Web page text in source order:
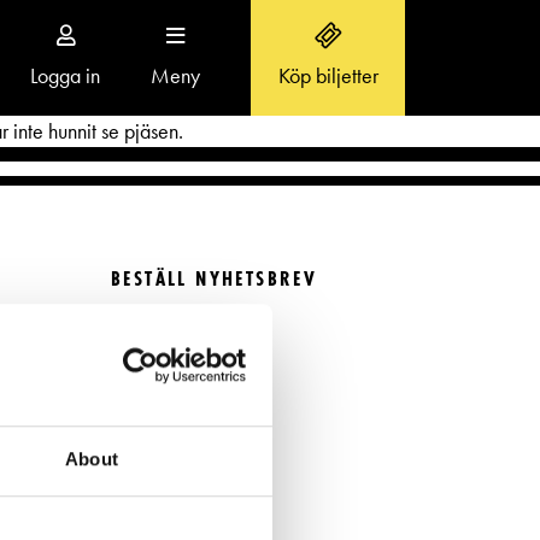
About
Logga in
Toggle
navigation
Meny Köp biljetter
OM SVENSKA TEATERN
Aktuellt
Ensemble
Historia
inte hunnit se pjäsen.
BESTÄLL NYHETSBREV
FÖLJ OSS